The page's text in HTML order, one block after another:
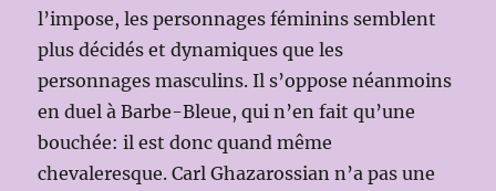
l’impose, les personnages féminins semblent
plus décidés et dynamiques que les
personnages masculins. Il s’oppose néanmoins
en duel à Barbe-Bleue, qui n’en fait qu’une
bouchée: il est donc quand même
chevaleresque. Carl Ghazarossian n’a pas une